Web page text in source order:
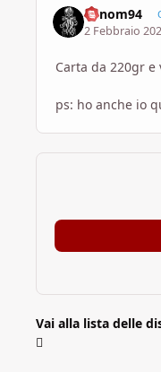
Venom94
2 Febbraio
Carta da 220gr
ps: ho anche io
Vai alla lista delle